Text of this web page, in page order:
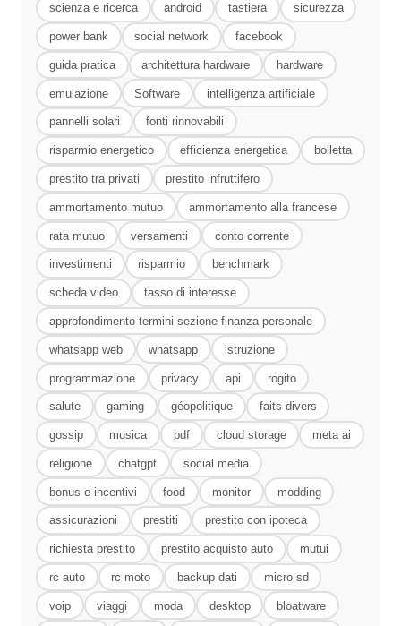
scienza e ricerca android tastiera sicurezza
power bank social network facebook
guida pratica architettura hardware hardware
emulazione Software intelligenza artificiale
pannelli solari fonti rinnovabili
risparmio energetico efficienza energetica bolletta
prestito tra privati prestito infruttifero
ammortamento mutuo ammortamento alla francese
rata mutuo versamenti conto corrente
investimenti risparmio benchmark
scheda video tasso di interesse
approfondimento termini sezione finanza personale
whatsapp web whatsapp istruzione
programmazione privacy api rogito
salute gaming géopolitique faits divers
gossip musica pdf cloud storage meta ai
religione chatgpt social media
bonus e incentivi food monitor modding
assicurazioni prestiti prestito con ipoteca
richiesta prestito prestito acquisto auto mutui
rc auto rc moto backup dati micro sd
voip viaggi moda desktop bloatware